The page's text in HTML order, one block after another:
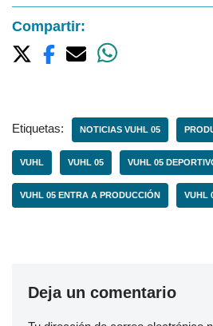
Compartir:
Etiquetas: NOTICIAS VUHL 05
VUHL VUHL 05 VUHL 05
VUHL 05 ENTRA A PRODUCCIÓN VUHL
Deja un comentario